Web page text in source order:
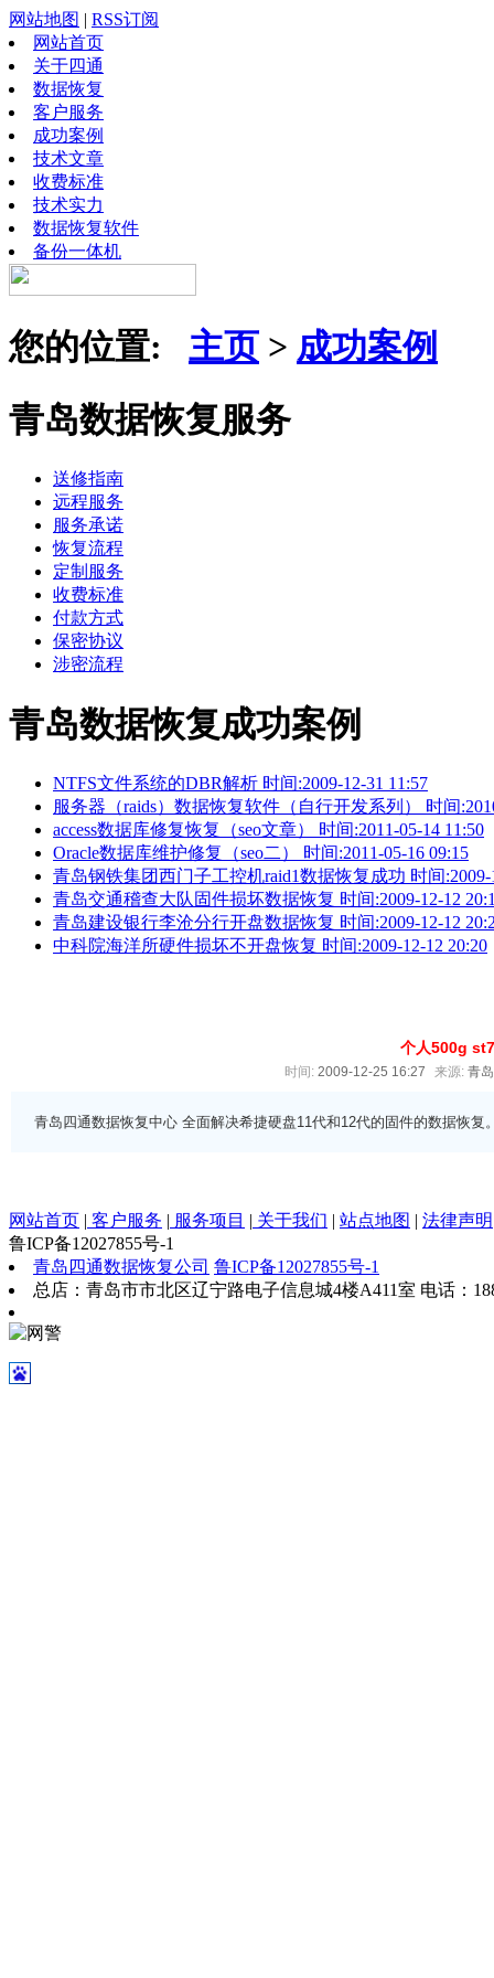
网站地图 | RSS订阅
网站首页
关于四通
数据恢复
客户服务
成功案例
技术文章
收费标准
技术实力
数据恢复软件
备份一体机
您的位置: 主页 > 成功案例
青岛数据恢复服务
送修指南
远程服务
服务承诺
恢复流程
定制服务
收费标准
付款方式
保密协议
涉密流程
青岛数据恢复成功案例
NTFS文件系统的DBR解析 时间:2009-12-31 11:57
服务器（raids）数据恢复软件（自行开发系列） 时间
access数据库修复恢复（seo文章） 时间:2011-05-14 11:50
Oracle数据库维护修复（seo二） 时间:2011-05-16 09:15
青岛钢铁集团西门子工控机raid1数据恢复成功 时间:2009-
青岛交通稽查大队固件损坏数据恢复 时间:2009-12-12
青岛建设银行李沧分行开盘数据恢复 时间:2009-12-12
中科院海洋所硬件损坏不开盘恢复 时间:2009-12-12 20:20
个人500g
时间: 2009-12-25 16:27 来源: 青
青岛四通数据恢复中心 全面解决希捷硬盘11代和12代的固件的数据恢
网站首页 | 客户服务 | 服务项目 | 关于我们 | 站点地图 | 法律声明
鲁ICP备12027855号-1
青岛四通数据恢复公司 鲁ICP备12027855号-1
总店：青岛市市北区辽宁路电子信息城4楼A411室 电话：